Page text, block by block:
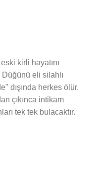
kirli hayatını
eli silahlı
dışında herkes ölür.
çıkınca intikam
tek tek bulacaktır.